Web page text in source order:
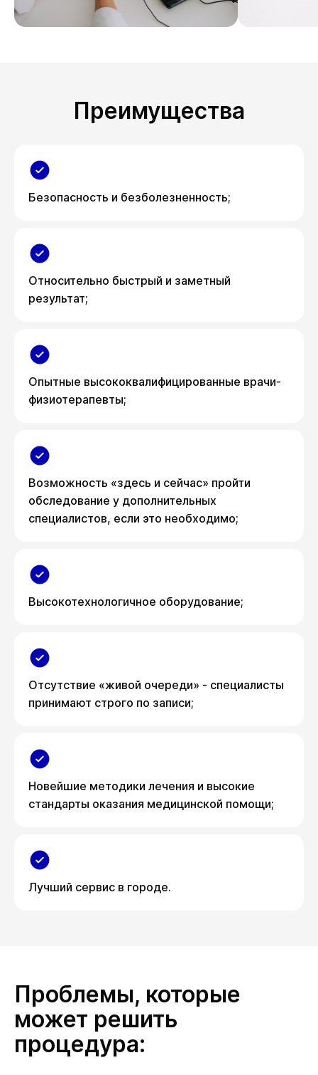
Преимущества
Безопасность и безболезненность;
Относительно быстрый и заметный
результат;
Опытные высококвалифицированные врачи-
физиотерапевты;
Возможность «здесь и сейчас» пройти
обследование у дополнительных
специалистов, если это необходимо;
Высокотехнологичное оборудование;
Отсутствие «живой очереди» - специалисты
принимают строго по записи;
Новейшие методики лечения и высокие
стандарты оказания медицинской помощи;
Лучший сервис в городе.
Проблемы, которые
может решить
процедура: